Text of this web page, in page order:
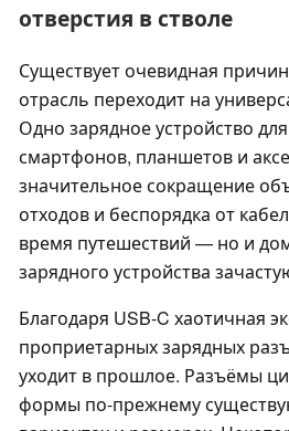
отверстия в стволе
Существует очевидная
отрасль переходит на
Одно зарядное устройство
смартфонов, планшетов и
значительное сокращение
отходов и беспорядка от
время путешествий — но и
зарядного устройства
Благодаря USB-C хаотичная
проприетарных зарядных
уходит в прошлое. Разъёмы
формы по-прежнему